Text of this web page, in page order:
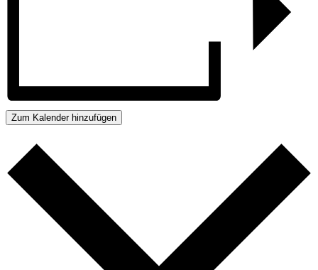
Zum Kalender hinzufügen